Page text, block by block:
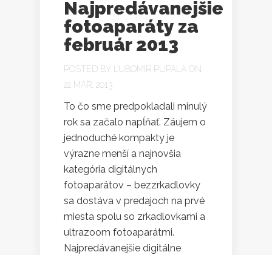
Najpredávanejšie
fotoaparáty za
február 2013
POSTED BY ĽUBOMÍR PÚPALA ON
22 MAR, 2013
To čo sme predpokladali minulý
rok sa začalo napĺňať. Záujem o
jednoduché kompakty je
výrazne menší a najnovšia
kategória digitálnych
fotoaparátov – bezzrkadlovky
sa dostáva v predajoch na prvé
miesta spolu so zrkadlovkami a
ultrazoom fotoaparátmi.
Najpredávanejšie digitálne